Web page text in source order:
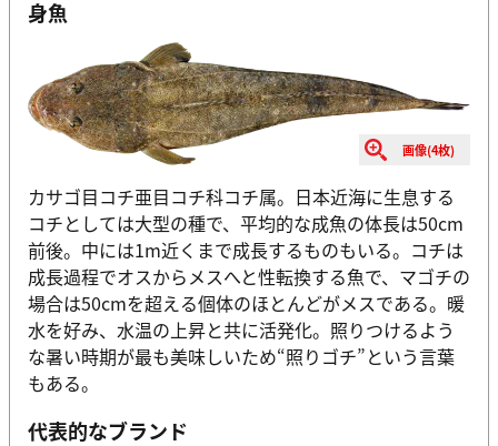
身魚
画像(4枚)
カサゴ目コチ亜目コチ科コチ属。日本近海に生息する
コチとしては大型の種で、平均的な成魚の体長は50cm
前後。中には1m近くまで成長するものもいる。コチは
成長過程でオスからメスへと性転換する魚で、マゴチの
場合は50cmを超える個体のほとんどがメスである。暖
水を好み、水温の上昇と共に活発化。照りつけるよう
な暑い時期が最も美味しいため“照りゴチ”という言葉
もある。
代表的なブランド